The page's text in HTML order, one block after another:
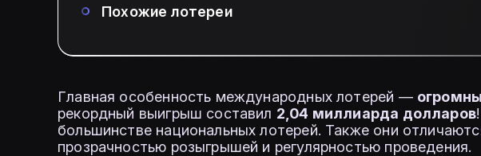
Похожие лотереи
Главная особенность международных лотерей —
рекордный выигрыш составил 2,04 миллиарда долларов
большинстве национальных лотерей. Также они
прозрачностью розыгрышей и регулярностью проведения.